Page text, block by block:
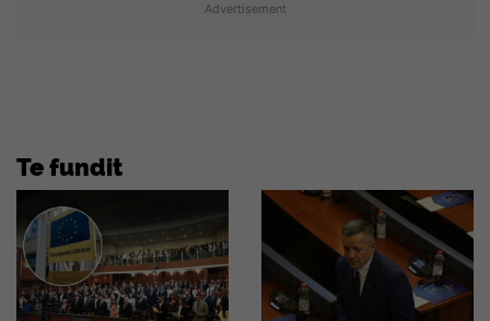
Advertisement
Te fundit